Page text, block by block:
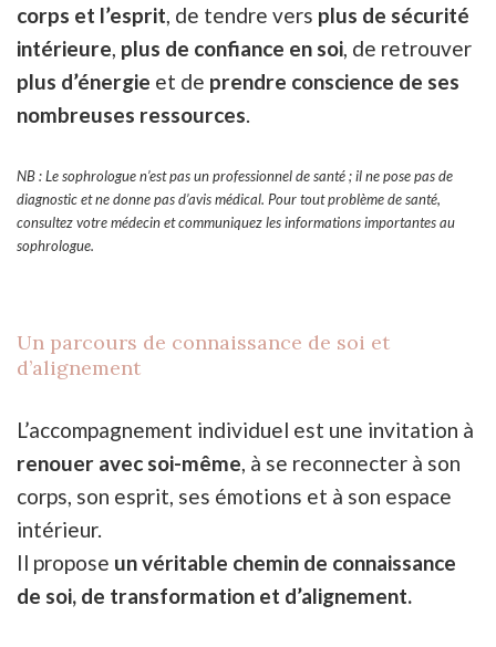
corps et l’esprit, de tendre vers plus de sécurité
intérieure, plus de confiance en soi, de retrouver
plus d’énergie et de prendre conscience de ses
nombreuses ressources.
NB : Le sophrologue n’est pas un professionnel de santé ; il ne pose pas de
diagnostic et ne donne pas d’avis médical. Pour tout problème de santé,
consultez votre médecin et communiquez les informations importantes au
sophrologue.
Un parcours de connaissance de soi et
d’alignement
L’accompagnement individuel est une invitation à
renouer avec soi-même, à se reconnecter à son
corps, son esprit, ses émotions et à son espace
intérieur.
Il propose un véritable chemin de connaissance
de soi, de transformation et d’alignement.